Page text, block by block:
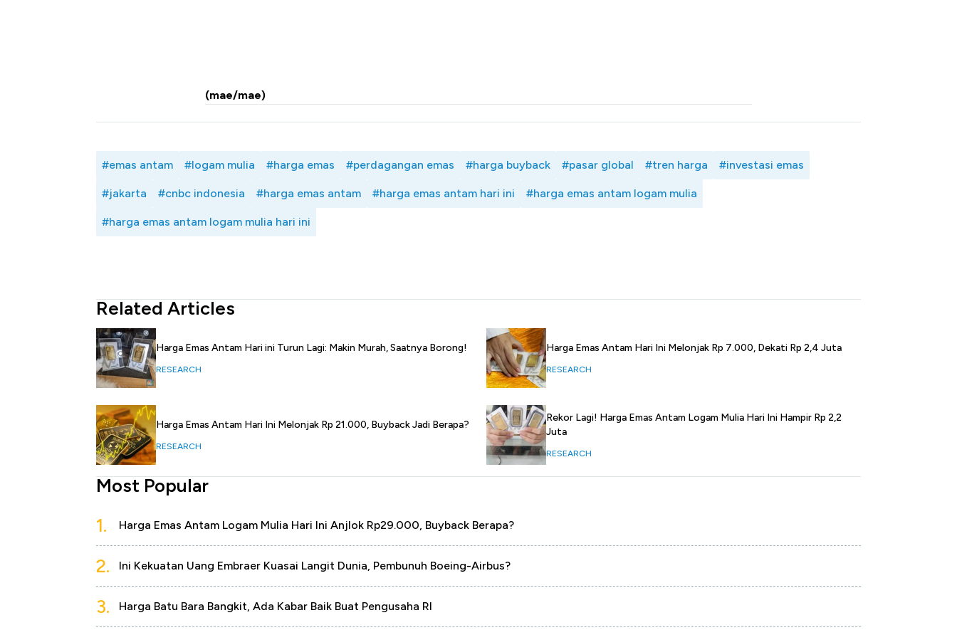
(mae/mae)
#emas antam #logam mulia #harga emas #perdagangan emas #harga buyback #pasar global #tren harga #investasi emas
#jakarta #cnbc indonesia #harga emas antam #harga emas antam hari ini #harga emas antam logam mulia
#harga emas antam logam mulia hari ini
Related Articles
Harga Emas Antam Hari ini Turun Lagi: Makin Murah, Saatnya Borong!
RESEARCH
Harga Emas Antam Hari Ini Melonjak Rp 21.000, Buyback Jadi Berapa?
RESEARCH
Harga Emas Antam Hari Ini Melonjak Rp 7.000, Dekati Rp 2,4 Juta
RESEARCH
Rekor Lagi! Harga Emas Antam Logam Mulia Hari Ini Hampir Rp 2,2
Juta
RESEARCH
Most Popular
1.
Harga Emas Antam Logam Mulia Hari Ini Anjlok Rp29.000, Buyback Berapa?
2. Ini Kekuatan Uang Embraer Kuasai Langit Dunia, Pembunuh Boeing-Airbus?
3. Harga Batu Bara Bangkit, Ada Kabar Baik Buat Pengusaha RI